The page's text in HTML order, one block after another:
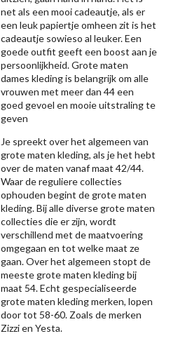
net als een mooi cadeautje, als er
een leuk papiertje omheen zit is het
cadeautje sowieso al leuker. Een
goede outfit geeft een boost aan je
persoonlijkheid. Grote maten
dames kleding is belangrijk om alle
vrouwen met meer dan 44 een
goed gevoel en mooie uitstraling te
geven
Je spreekt over het algemeen van
grote maten kleding, als je het hebt
over de maten vanaf maat 42/44.
Waar de reguliere collecties
ophouden begint de grote maten
kleding. Bij alle diverse grote maten
collecties die er zijn, wordt
verschillend met de maatvoering
omgegaan en tot welke maat ze
gaan. Over het algemeen stopt de
meeste grote maten kleding bij
maat 54. Echt gespecialiseerde
grote maten kleding merken, lopen
door tot 58-60. Zoals de merken
Zizzien Yesta.